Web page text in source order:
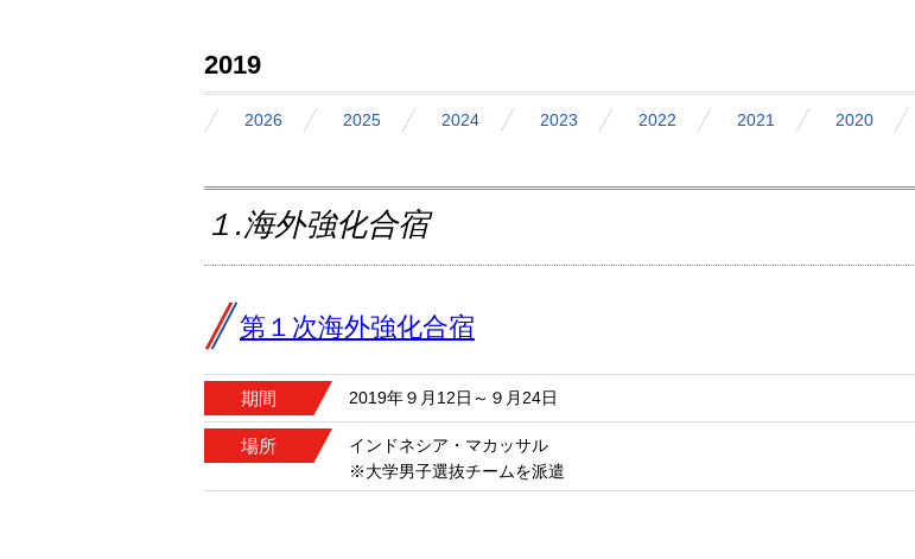
2019
2026 2025 2024 2023 2022 2021 2020
１.海外強化合宿
第１次海外強化合宿
期間 2019年９月12日～９月24日
場所
インドネシア・マカッサル
※大学男子選抜チームを派遣